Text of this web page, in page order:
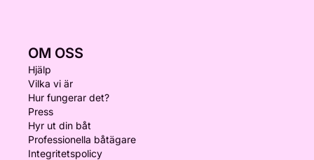
OM OSS
Hjälp
Vilka vi är
Hur fungerar det?
Press
Hyr ut din båt
Professionella båtägare
Integritetspolicy